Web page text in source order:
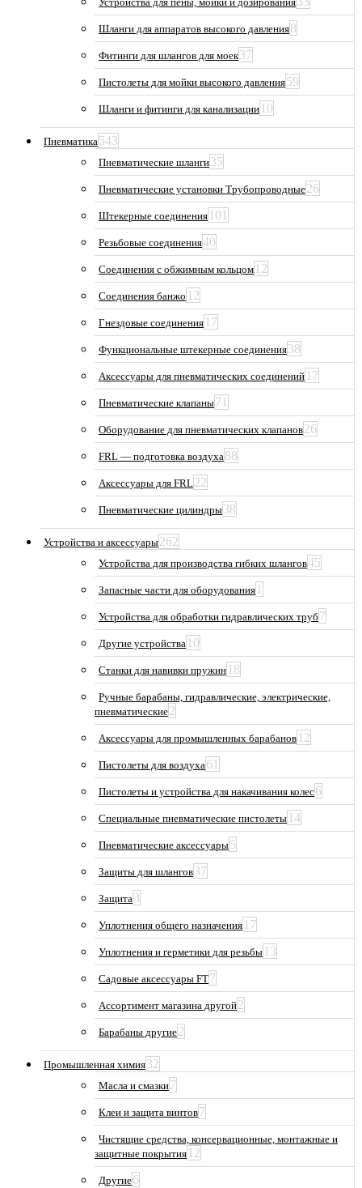
Шланги для аппаратов высокого давления8
Фитинги для шлангов для моек37
Пистолеты для мойки высокого давления59
Шланги и фитинги для канализации 10
Пневматика543
Пневматические шланги35
Пневматические установки Трубопроводные26
Штекерные соединения 101
Резьбовые соединения40
Соединения с обжимным кольцом 12
Соединения банжо 12
Гнездовые соединения 17
Функциональные штекерные соединения38
Аксессуары для пневматических соединений 17
Пневматические клапаны71
Оборудование для пневматических клапанов26
FRL — подготовка воздуха88
Аксессуары для FRL22
Пневматические цилиндры38
Устройства и аксессуары262
Устройства для производства гибких шлангов45
Запасные части для оборудования 1
Устройства для обработки гидравлических труб 7
Другие устройства 10
Станки для навивки пружин 18
Ручные барабаны, гидравлические, электрические,
пневматические2
Аксессуары для промышленных барабанов 12
Пистолеты для воздуха61
Пистолеты и устройства для накачивания колес6
Специальные пневматические пистолеты 14
Пневматические аксессуары5
Защиты для шлангов37
Защита3
Уплотнения общего назначения 17
Уплотнения и герметики для резьбы 13
Садовые аксессуары FT7
Ассортимент магазина другой2
Барабаны другие2
Промышленная химия32
Масла и смазки7
Клеи и защита винтов7
Чистящие средства, консервационные, монтажные и
защитные покрытия 12
Другие6